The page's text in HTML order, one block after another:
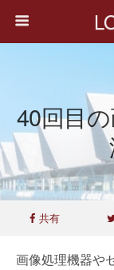
40回目
共有
画像処理機器や